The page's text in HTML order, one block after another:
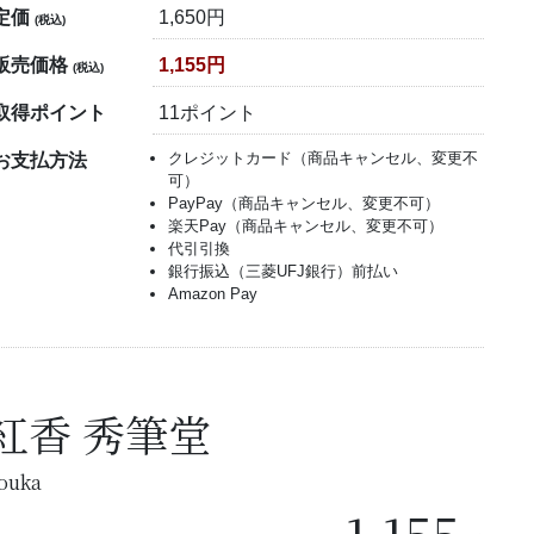
価(税込) 1,650円
売価格(税込) 1,155円
得ポイント 11ポイント
支払方法
クレジットカード（商品キャンセル、変更不
可）
PayPay（商品キャンセル、変更不可）
楽天Pay（商品キャンセル、変更不可）
代引引換
銀行振込（三菱UFJ銀行）前払い
Amazon Pay
香 秀筆堂